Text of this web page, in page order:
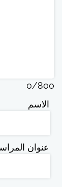
0/800
الاسم
عنوان